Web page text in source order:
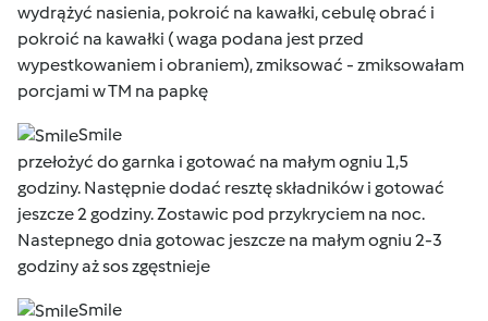
wydrążyć nasienia, pokroić na kawałki, cebulę obrać i
pokroić na kawałki ( waga podana jest przed
wypestkowaniem i obraniem), zmiksować - zmiksowałam
porcjami w TM na papkę
Smile
przełożyć do garnka i gotować na małym ogniu 1,5
godziny. Następnie dodać resztę składników i gotować
jeszcze 2 godziny. Zostawic pod przykryciem na noc.
Nastepnego dnia gotowac jeszcze na małym ogniu 2-3
godziny aż sos zgęstnieje
Smile